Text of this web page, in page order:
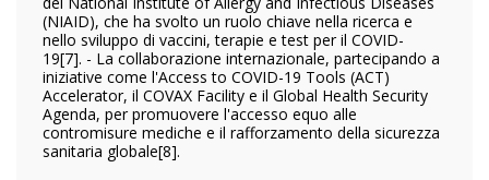
(NIAID), che ha svolto un ruolo chiave nella ricerca e
nello sviluppo di vaccini, terapie e test per il COVID-
19[7]. - La collaborazione internazionale, partecipando a
iniziative come l'Access to COVID-19 Tools (ACT)
Accelerator, il COVAX Facility e il Global Health Security
Agenda, per promuovere l'accesso equo alle
contromisure mediche e il rafforzamento della sicurezza
sanitaria globale[8].